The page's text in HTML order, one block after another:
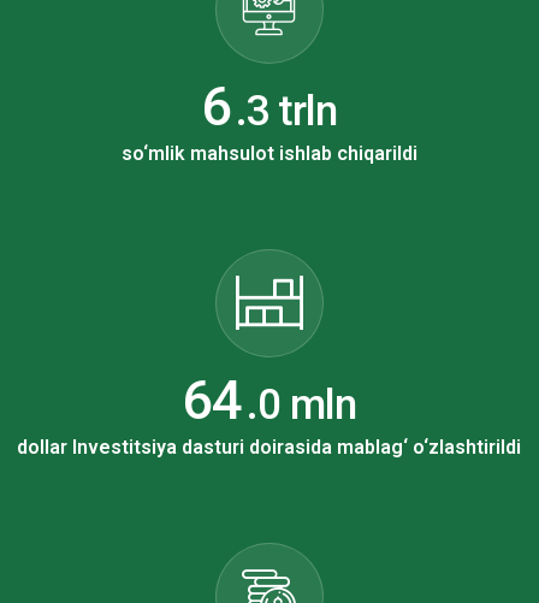
10.3 trln
so‘mlik mahsulot ishlab chiqarildi
115.0 mln
dollar Investitsiya dasturi doirasida mablag‘ o‘zlashtirildi